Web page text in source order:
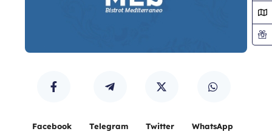
Facebook Telegram Twitter WhatsApp